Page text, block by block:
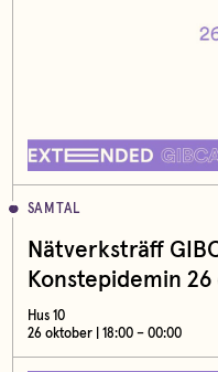
SAMTAL
Nätverksträff
Konstepidemin
Hus 10
26 oktober | 18:00 – 00:00